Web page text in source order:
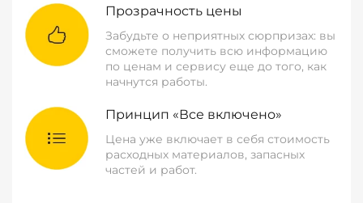
Прозрачность цены
Забудьте о неприятных сюрпризах: вы
сможете получить всю информацию
по ценам и сервису еще до того, как
начнутся работы.
Принцип «Все включено»
Цена уже включает в себя стоимость
расходных материалов, запасных
частей и работ.